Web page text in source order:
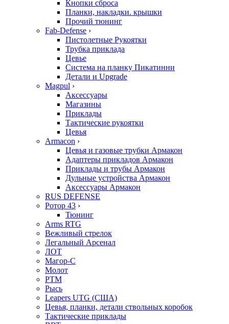
Кнопки сброса
Планки, накладки. крышки
Прочий тюнинг
Fab-Defense ›
Пистолетные Рукоятки
Трубка приклада
Цевье
Система на планку Пикатинни
Детали и Upgrade
Magpul ›
Аксессуары
Магазины
Приклады
Тактические рукоятки
Цевья
Armacon ›
Цевья и газовые трубки Армакон
Адаптеры прикладов Армакон
Приклады и трубы Армакон
Дульные устройства Армакон
Аксессуары Армакон
RUS DEFENSE
Ротор 43 ›
Тюнинг
Arms RTG
Вежливый стрелок
Легальный Арсенал
ЛОТ
Магор-С
Молот
РТМ
Рысь
Leapers UTG (США)
Цевья, планки, детали ствольных коробок
Тактические приклады